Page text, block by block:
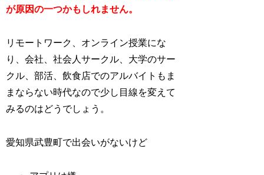
が原因の一つかもしれません。
リモートワーク、オンライン授業にな
り、会社、社会人サークル、大学のサー
クル、部活、飲食店でのアルバイトもま
まならない時代なので少し目線を変えて
みるのはどうでしょう。
愛知県武豊町で出会いがないけど